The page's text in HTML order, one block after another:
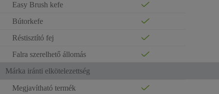
Easy Brush kefe
Bútorkefe
Réstisztító fej
Falra szerelhető állomás
Márka iránti elkötelezettség
Megjavítható termék